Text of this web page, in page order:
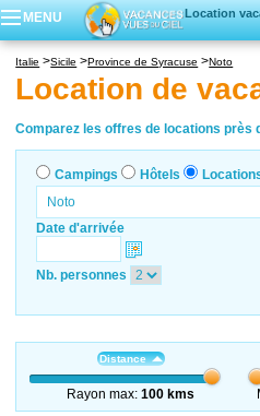
MENU
Location
Locations
Villages
Italie Sicile Province de Syracuse Noto
Location de
Comparez les offres de locations près
Campings Hôtels
Date d'arrivée
Nb. personnes
Distance
Rayon max:100 kms